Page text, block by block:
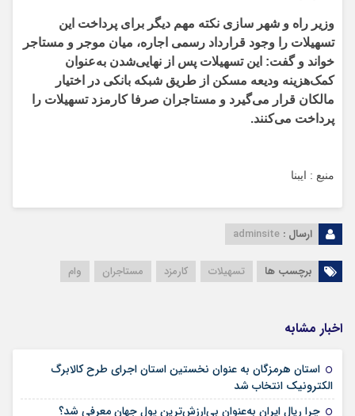
وزیر راه و شهر سازی نکته مهم دیگر برای پرداخت این
تسهیلات را وجود قرارداد رسمی اجاره، میان موجر و مستاجر
خواند و گفت: این تسهیلات پس از نهایی‌شدن به‌عنوان
کمک‌هزینه ودیعه مسکن از طریق شبکه بانکی در اختیار
مالکان قرار می‌گیرد و مستاجران صرفا کارمزد تسهیلات را
پرداخت می‌کنند.
منبع : ایبنا
ارسال : adminsite
برچسب ها تسهیلات کارمزد مستاجران وام
اخبار مشابه
استان هرمزگان به عنوان نخستین استان اجرای طرح کالابرگ
الکترونیک انتخاب شد
چرا ریال ایران به‌عنوان بی‌ارزش‌ترین پول جهان معرفی شد؟